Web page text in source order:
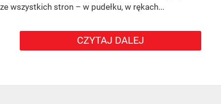
ze wszystkich stron – w pudełku, w rękach...
CZYTAJ DALEJ